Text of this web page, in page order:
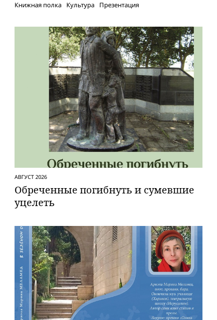
Книжная полка Культура Презентация
АВГУСТ 2026
Обреченные погибнуть и сумевшие
уцелеть